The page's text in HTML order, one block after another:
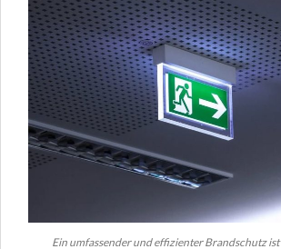
Ein umfassender und effizienter Brandschutz